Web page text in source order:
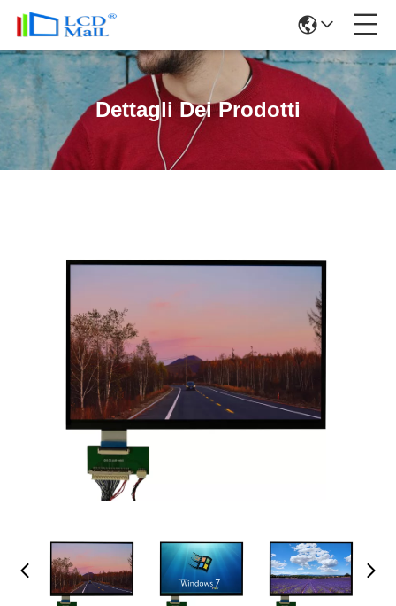
Dettagli Dei Prodotti